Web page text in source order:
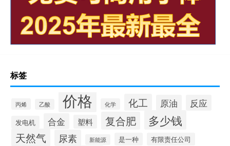
标签
丙烯 乙酸 价格 化学 化工 原油 反应
发电机 合金 塑料 复合肥 多少钱
天然气 尿素 新能源 是一种 有限责任公司